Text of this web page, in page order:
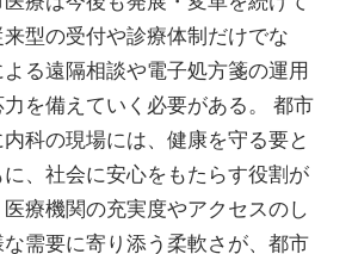
型の受付や診療体制だけでな
る遠隔相談や電子処方箋の運用
を備えていく必要がある。 都市
科の現場には、健康を守る要と
、社会に安心をもたらす役割が
療機関の充実度やアクセスのし
需要に寄り添う柔軟さが、都市